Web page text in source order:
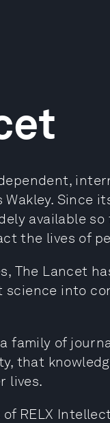
Since
available
the lives of
The Lancet
into
a family of
that
lives.
RELX